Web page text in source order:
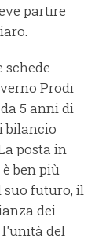
partire
Prodi
5 anni di
bilancio
posta in
ben più
suo futuro, il
dei
l'unità del